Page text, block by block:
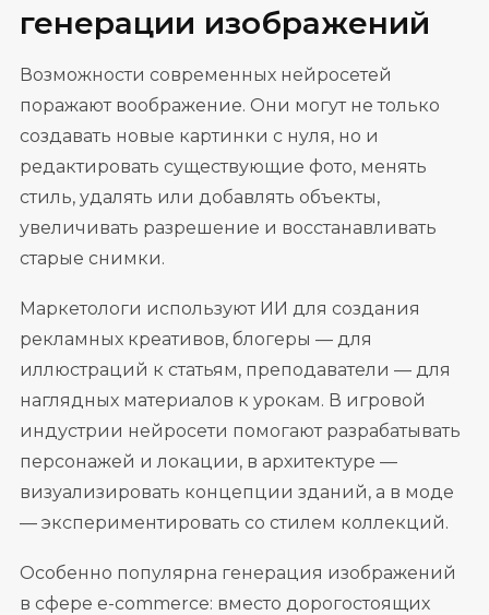
генерации изображений
Возможности современных нейросетей
поражают воображение. Они могут не только
создавать новые картинки с нуля, но и
редактировать существующие фото, менять
стиль, удалять или добавлять объекты,
увеличивать разрешение и восстанавливать
старые снимки.
Маркетологи используют ИИ для создания
рекламных креативов, блогеры — для
иллюстраций к статьям, преподаватели — для
наглядных материалов к урокам. В игровой
индустрии нейросети помогают разрабатывать
персонажей и локации, в архитектуре —
визуализировать концепции зданий, а в моде
— экспериментировать со стилем коллекций.
Особенно популярна генерация изображений
в сфере e-commerce: вместо дорогостоящих